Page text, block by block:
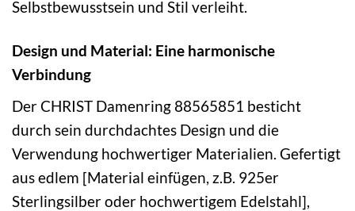
Selbstbewusstsein und Stil verleiht.
Design und Material: Eine harmonische
Verbindung
Der CHRIST Damenring 88565851 besticht
durch sein durchdachtes Design und die
Verwendung hochwertiger Materialien. Gefertigt
aus edlem [Material einfügen, z.B. 925er
Sterlingsilber oder hochwertigem Edelstahl],